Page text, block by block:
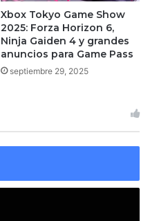
Xbox Tokyo Game Show
2025: Forza Horizon 6,
Ninja Gaiden 4 y grandes
anuncios para Game Pass
septiembre 29, 2025